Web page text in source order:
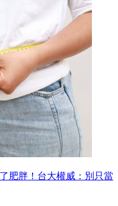
肥胖！台大權威：別只當